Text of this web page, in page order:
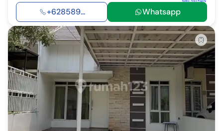
+628589... Whatsapp